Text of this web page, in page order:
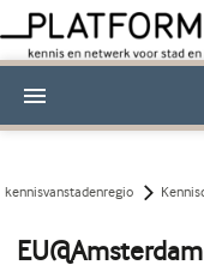
Kennisdossiers
Over Platform31
kennisvanstadenregio
EU@Amsterdam